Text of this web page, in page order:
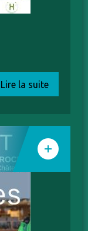
Lire la suite